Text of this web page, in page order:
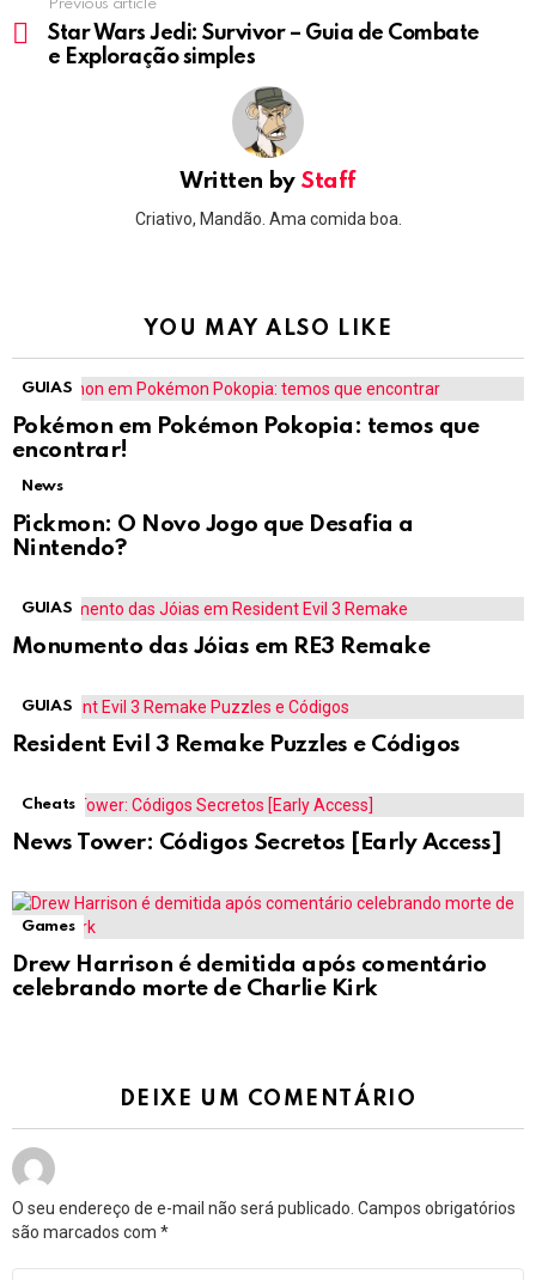
more
Previous article
Star Wars Jedi: Survivor – Guia de Combate
e Exploração simples
Written by Staff
Criativo, Mandão. Ama comida boa.
YOU MAY ALSO LIKE
GUIAS
Pokémon em Pokémon Pokopia: temos que
encontrar!
News
Pickmon: O Novo Jogo que Desafia a
Nintendo?
GUIAS
Monumento das Jóias em RE3 Remake
GUIAS
Resident Evil 3 Remake Puzzles e Códigos
Cheats
News Tower: Códigos Secretos [Early Access]
Games
Drew Harrison é demitida após comentário
celebrando morte de Charlie Kirk
DEIXE UM COMENTÁRIO
O seu endereço de e-mail não será publicado. Campos obrigatórios
são marcados com *